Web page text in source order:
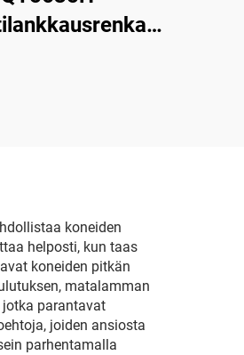
koneiden
helposti, kun taas
koneiden pitkän
matalamman
parantavat
joiden ansiosta
parhentamalla